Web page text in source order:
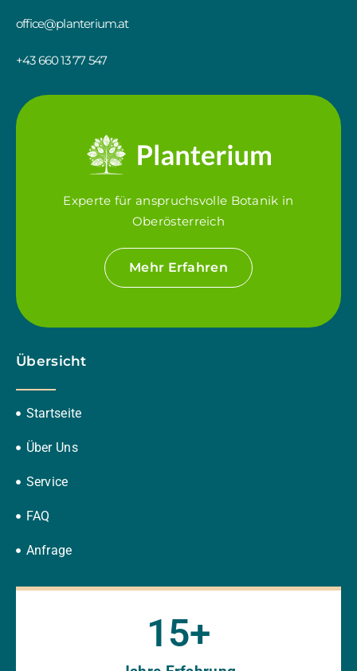
office@planterium.at
+43 660 13 77 547
Experte für anspruchsvolle Botanik in
Oberösterreich
Mehr Erfahren
Übersicht
Startseite
Über Uns
Service
FAQ
Anfrage
15+